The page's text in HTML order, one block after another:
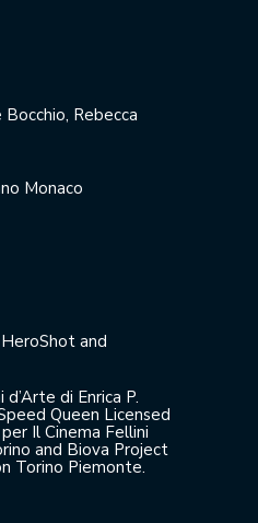
Bocchio, Rebecca
Monaco
and
d’Arte di Enrica P.
Queen Licensed
Il Cinema Fellini
and Biova Project
Torino Piemonte.